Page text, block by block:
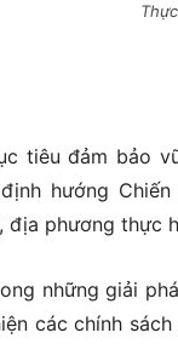
tiêu đảm bảo
hướng
địa phương thực
những giải
các chính